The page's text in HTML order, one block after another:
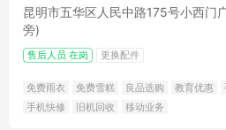
昆明市五华区人民中路175号小西门
旁)
售后人员 在岗 更换配件
免费雨衣 免费雪糕 良品选购 教育优惠
手机快修
旧机回收 移动业务